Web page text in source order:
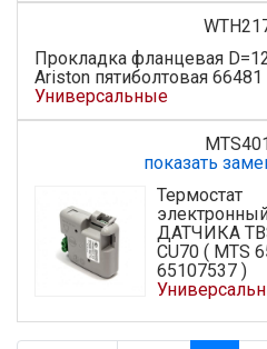
Прокладка фланцевая
Ariston пятиболтовая 66481
Универсальные
показать
Термостат
ДАТЧИКА
CU70 ( MTS
65107537 )